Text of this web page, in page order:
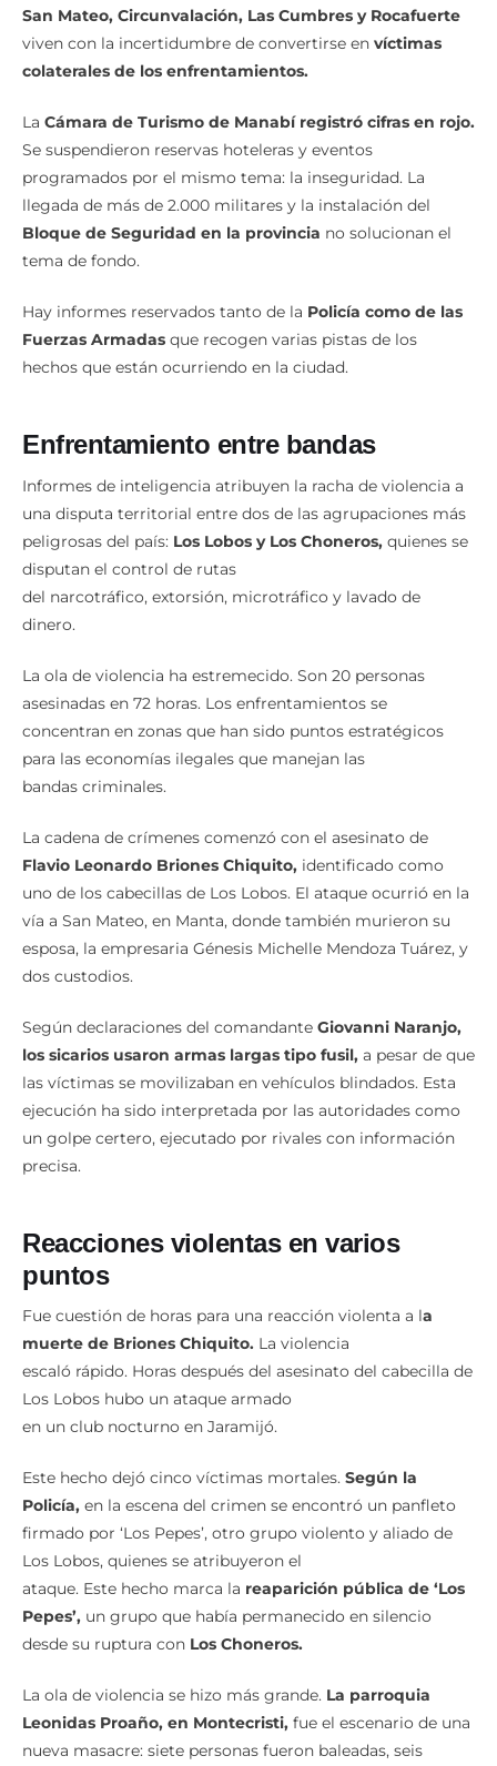
San Mateo, Circunvalación, Las Cumbres y Rocafuerte
viven con la incertidumbre de convertirse en víctimas
colaterales de los enfrentamientos.
La Cámara de Turismo de Manabí registró cifras en rojo.
Se suspendieron reservas hoteleras y eventos
programados por el mismo tema: la inseguridad. La
llegada de más de 2.000 militares y la instalación del
Bloque de Seguridad en la provincia no solucionan el
tema de fondo.
Hay informes reservados tanto de la Policía como de las
Fuerzas Armadas que recogen varias pistas de los
hechos que están ocurriendo en la ciudad.
Enfrentamiento entre bandas
Informes de inteligencia atribuyen la racha de violencia a
una disputa territorial entre dos de las agrupaciones más
peligrosas del país: Los Lobos y Los Choneros, quienes se
disputan el control de rutas
del narcotráfico, extorsión, microtráfico y lavado de
dinero.
La ola de violencia ha estremecido. Son 20 personas
asesinadas en 72 horas. Los enfrentamientos se
concentran en zonas que han sido puntos estratégicos
para las economías ilegales que manejan las
bandas criminales.
La cadena de crímenes comenzó con el asesinato de
Flavio Leonardo Briones Chiquito, identificado como
uno de los cabecillas de Los Lobos. El ataque ocurrió en la
vía a San Mateo, en Manta, donde también murieron su
esposa, la empresaria Génesis Michelle Mendoza Tuárez, y
dos custodios.
Según declaraciones del comandante Giovanni Naranjo,
los sicarios usaron armas largas tipo fusil, a pesar de que
las víctimas se movilizaban en vehículos blindados. Esta
ejecución ha sido interpretada por las autoridades como
un golpe certero, ejecutado por rivales con información
precisa.
Reacciones violentas en varios
puntos
Fue cuestión de horas para una reacción violenta a la
muerte de Briones Chiquito. La violencia
escaló rápido. Horas después del asesinato del cabecilla de
Los Lobos hubo un ataque armado
en un club nocturno en Jaramijó.
Este hecho dejó cinco víctimas mortales. Según la
Policía, en la escena del crimen se encontró un panfleto
firmado por ‘Los Pepes’, otro grupo violento y aliado de
Los Lobos, quienes se atribuyeron el
ataque. Este hecho marca la reaparición pública de ‘Los
Pepes’, un grupo que había permanecido en silencio
desde su ruptura con Los Choneros.
La ola de violencia se hizo más grande. La parroquia
Leonidas Proaño, en Montecristi, fue el escenario de una
nueva masacre: siete personas fueron baleadas, seis